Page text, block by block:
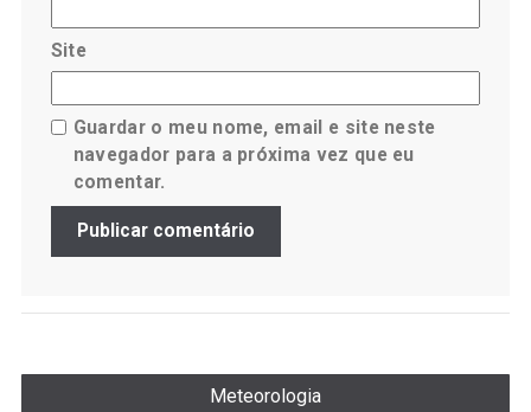
Site
Guardar o meu nome, email e site neste
navegador para a próxima vez que eu
comentar.
Meteorologia